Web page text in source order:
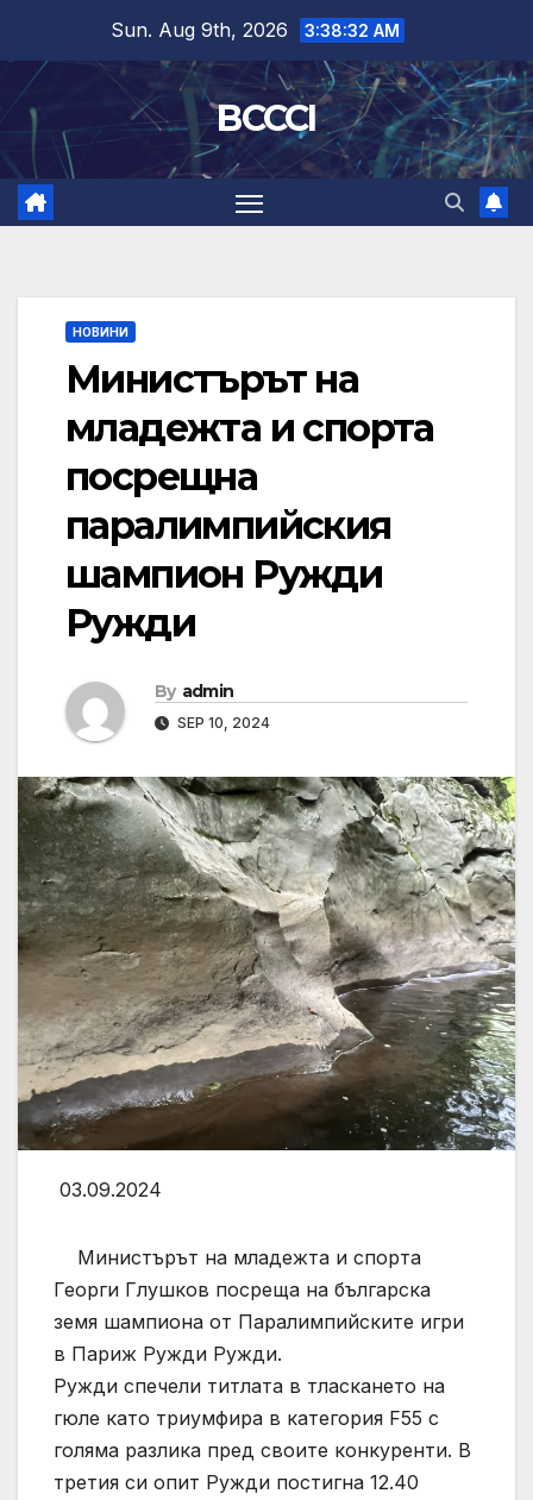
content
Sun. Aug 9th, 2026 3:38:32 AM
BCCCI
НОВИНИ
Министърът на
младежта и спорта
посрещна
паралимпийския
шампион Ружди
Ружди
By admin
SEP 10, 2024
03.09.2024
Министърът на младежта и спорта
Георги Глушков посреща на българска
земя шампиона от Паралимпийските игри
в Париж Ружди Ружди.
Ружди спечели титлата в тласкането на
гюле като триумфира в категория F55 с
голяма разлика пред своите конкуренти. В
третия си опит Ружди постигна 12.40